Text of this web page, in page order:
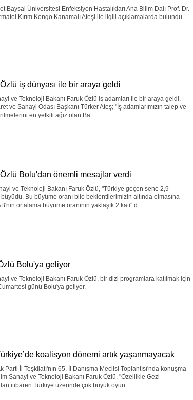
Baysal Üniversitesi Enfeksiyon Hastalıkları Ana Bilim Dalı Prof. Dr.
Kırım Kongo Kanamalı Ateşi ile ilgili açıklamalarda bulundu.
iş dünyası ile bir araya geldi
ve Teknoloji Bakanı Faruk Özlü iş adamları ile bir araya geldi.
ve Sanayi Odası Başkanı Türker Ateş; "İş adamlarımızın talep ve
en yetkili ağız olan Ba..
Bolu'dan önemli mesajlar verdi
ve Teknoloji Bakanı Faruk Özlü, "Türkiye geçen sene 2,9
büyüdü. Bu büyüme oranı bile beklentilerimizin altında olmasına
ortalama büyüme oranının yaklaşık 2 katı" d..
Bolu'ya geliyor
ve Teknoloji Bakanı Faruk Özlü, bir dizi programlara katılmak için
günü Bolu'ya geliyor.
koalisyon dönemi artık yaşanmayacak
Parti İl Teşkilatı'nın 65. İl Danışma Meclisi Toplantısı'nda konuşma
Sanayi ve Teknoloji Bakanı Faruk Özlü, "Özellikle Gezi
itibaren Türkiye üzerinde çok büyük oyun..